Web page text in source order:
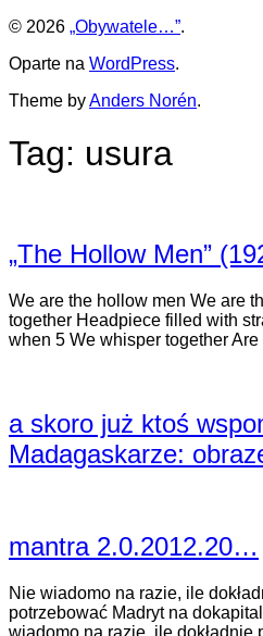
© 2026 „Obywatele…”.
Oparte na WordPress.
Theme byAnders Norén.
Tag: usura
„The Hollow Men”
We are the hollow men We are
together Headpiece filled with
when 5 We whisper together
a skoro już ktoś
Madagaskarze:
mantra 2.0.2012.20…
Nie wiadomo na razie, ile
potrzebować Madryt na